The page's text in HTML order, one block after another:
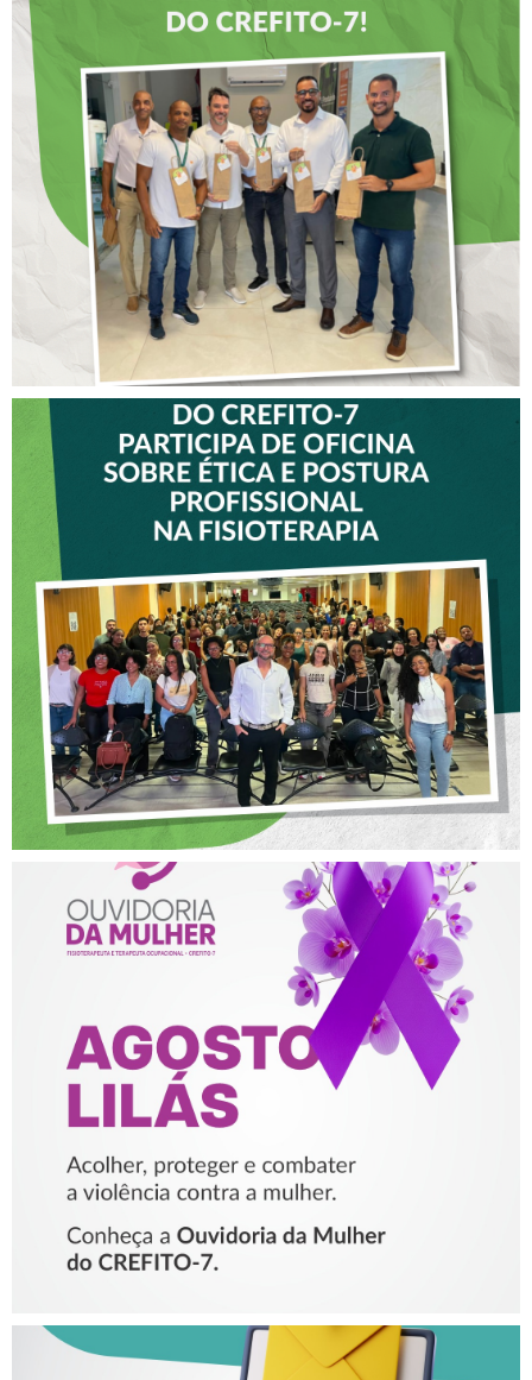
DIA DOS PAIS É
ANTECIPADO PARA
COLABORADORES DO
CREFITO-7
VICE-PRESIDENTE DO
CREFITO-7 PARTICIPA DE
OFICINA SOBRE ÉTICA E
POSTURA PROFISSIONAL
NA FISIOTERAPIA
AGOSTO LILÁS – ACOLHER,
PROTEGER E COMBATER A
VIOLÊNCIA CONTRA A
MULHER